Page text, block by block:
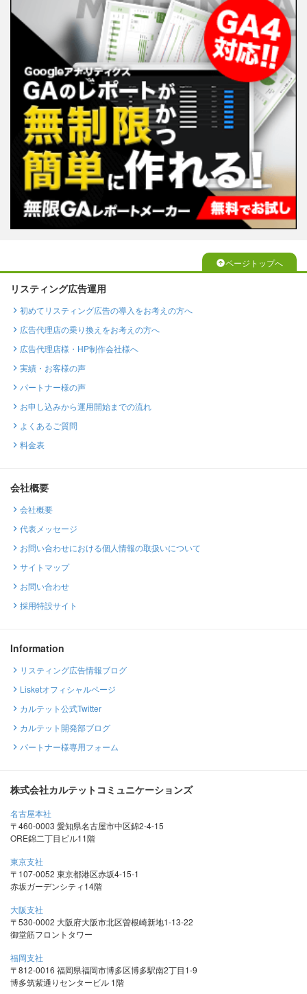
ページトップへ
リスティング広告運用
初めてリスティング広告の導入をお考えの方へ
広告代理店の乗り換えをお考えの方へ
広告代理店様・HP制作会社様へ
実績・お客様の声
パートナー様の声
お申し込みから運用開始までの流れ
よくあるご質問
料金表
会社概要
会社概要
代表メッセージ
お問い合わせにおける個人情報の取扱いについて
サイトマップ
お問い合わせ
採用特設サイト
Information
リスティング広告情報ブログ
Lisketオフィシャルページ
カルテット公式Twitter
カルテット開発部ブログ
パートナー様専用フォーム
株式会社カルテットコミュニケーションズ
名古屋本社
〒460-0003 愛知県名古屋市中区錦2-4-15
ORE錦二丁目ビル11階
東京支社
〒107-0052 東京都港区赤坂4-15-1
赤坂ガーデンシティ14階
大阪支社
〒530-0002 大阪府大阪市北区曽根崎新地1-13-22
御堂筋フロントタワー
福岡支社
〒812-0016 福岡県福岡市博多区博多駅南2丁目1-9
博多筑紫通りセンタービル 1階